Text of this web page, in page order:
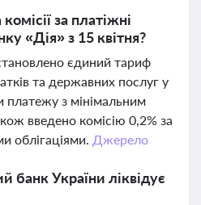
за платіжні
«Дія» з 15 квітня?
єдиний тариф
та державних послуг у
платежу з мінімальним
введено комісію 0,2% за
облігаціями. Джерело
банк України ліквідує